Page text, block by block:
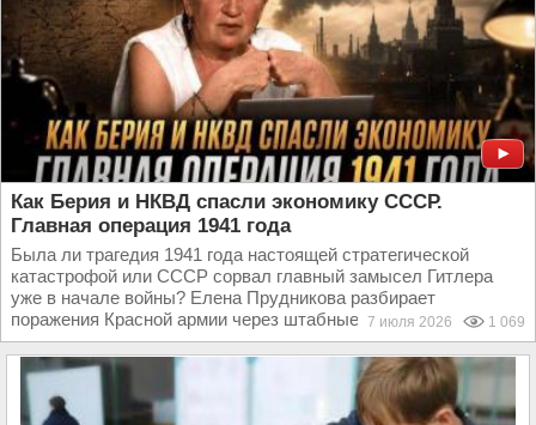
Как Берия и НКВД спасли экономику СССР.
Главная операция 1941 года
Была ли трагедия 1941 года настоящей стратегической
катастрофой или СССР сорвал главный замысел Гитлера
уже в начале войны? Елена Прудникова разбирает
поражения Красной армии через штабные игры, состояние...
7 июля 2026 1 069